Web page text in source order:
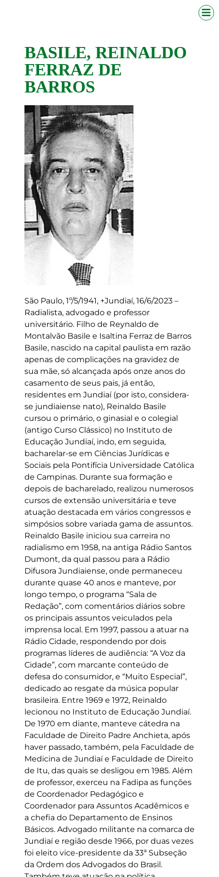
BASILE, REINALDO
FERRAZ DE
BARROS
São Paulo, 1º/5/1941, +Jundiaí, 16/6/2023 –
Radialista, advogado e professor
universitário. Filho de Reynaldo de
Montalvão Basile e Isaltina Ferraz de Barros
Basile, nascido na capital paulista em razão
apenas de complicações na gravidez de
sua mãe, só alcançada após onze anos do
casamento de seus pais, já então,
residentes em Jundiaí (por isto, considera-
se jundiaiense nato), Reinaldo Basile
cursou o primário, o ginasial e o colegial
(antigo Curso Clássico) no Instituto de
Educação Jundiaí, indo, em seguida,
bacharelar-se em Ciências Jurídicas e
Sociais pela Pontifícia Universidade Católica
de Campinas. Durante sua formação e
depois de bacharelado, realizou numerosos
cursos de extensão universitária e teve
atuação destacada em vários congressos e
simpósios sobre variada gama de assuntos.
Reinaldo Basile iniciou sua carreira no
radialismo em 1958, na antiga Rádio Santos
Dumont, da qual passou para a Rádio
Difusora Jundiaiense, onde permaneceu
durante quase 40 anos e manteve, por
longo tempo, o programa “Sala de
Redação”, com comentários diários sobre
os principais assuntos veiculados pela
imprensa local. Em 1997, passou a atuar na
Rádio Cidade, respondendo por dois
programas líderes de audiência: “A Voz da
Cidade”, com marcante conteúdo de
defesa do consumidor, e “Muito Especial”,
dedicado ao resgate da música popular
brasileira. Entre 1969 e 1972, Reinaldo
lecionou no Instituto de Educação Jundiaí.
De 1970 em diante, manteve cátedra na
Faculdade de Direito Padre Anchieta, após
haver passado, também, pela Faculdade de
Medicina de Jundiaí e Faculdade de Direito
de Itu, das quais se desligou em 1985. Além
de professor, exerceu na Fadipa as funções
de Coordenador Pedagógico e
Coordenador para Assuntos Acadêmicos e
a chefia do Departamento de Ensinos
Básicos. Advogado militante na comarca de
Jundiaí e região desde 1966, por duas vezes
foi eleito vice-presidente da 33ª Subseção
da Ordem dos Advogados do Brasil.